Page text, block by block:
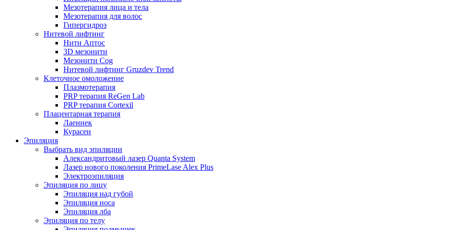
Мезотерапия лица и тела
Мезотерапия для волос
Гипергидроз
Нитевой лифтинг
Нити Аптос
3D мезонити
Мезонити Cog
Нитевой лифтинг Gruzdev Trend
Клеточное омоложение
Плазмотерапия
PRP терапия ReGen Lab
PRP терапия Cortexil
Плацентарная терапия
Лаеннек
Курасен
Эпиляция
Выбрать вид эпиляции
Александритовый лазер Quanta System
Лазер нового поколения PrimeLase Alex Plus
Электроэпиляция
Эпиляция по лицу
Эпиляция над губой
Эпиляция носа
Эпиляция лба
Эпиляция по телу